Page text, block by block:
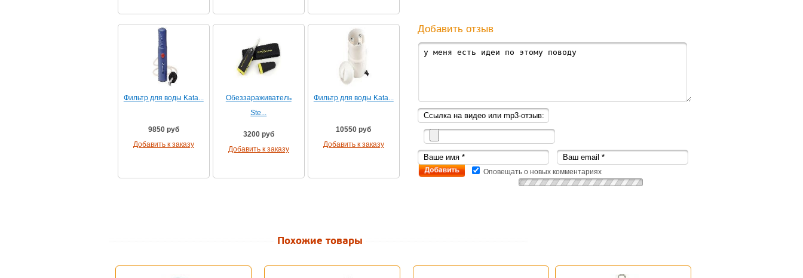
Фильтр для воды Kata...
9850 руб
Добавить к заказу
Обеззараживатель
Ste...
3200 руб
Добавить к заказу
Фильтр для воды Kata...
10550 руб
Добавить к заказу
Добавить отзыв
Оповещать о новых комментариях
Похожие товары